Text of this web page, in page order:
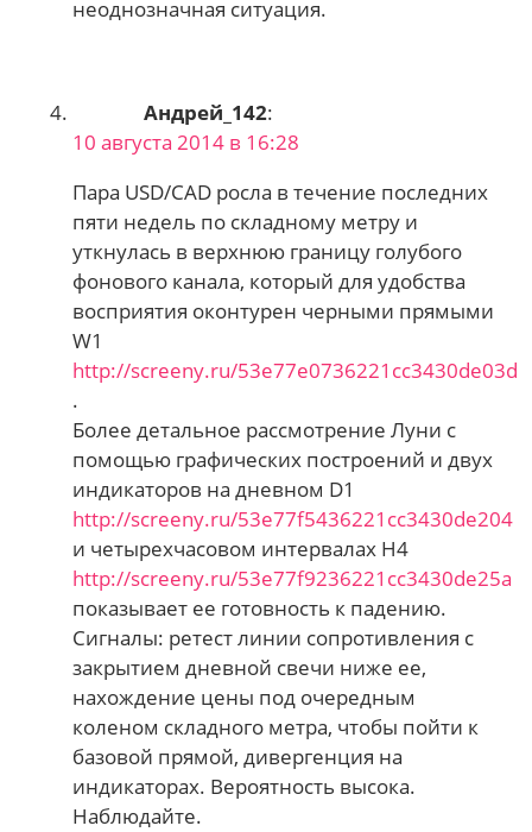
неоднозначная ситуация.
Андрей_142:
10 августа 2014 в 16:28
Пара USD/CAD росла в течение последних
пяти недель по складному метру и
уткнулась в верхнюю границу голубого
фонового канала, который для удобства
восприятия оконтурен черными прямыми
W1
http://screeny.ru/53e77e0736221cc3430de03d
.
Более детальное рассмотрение Луни с
помощью графических построений и двух
индикаторов на дневном D1
http://screeny.ru/53e77f5436221cc3430de204
и четырехчасовом интервалах Н4
http://screeny.ru/53e77f9236221cc3430de25a
показывает ее готовность к падению.
Сигналы: ретест линии сопротивления с
закрытием дневной свечи ниже ее,
нахождение цены под очередным
коленом складного метра, чтобы пойти к
базовой прямой, дивергенция на
индикаторах. Вероятность высока.
Наблюдайте.